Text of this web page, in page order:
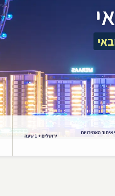
איחוד האמירויות ירושלים + 1 שעה